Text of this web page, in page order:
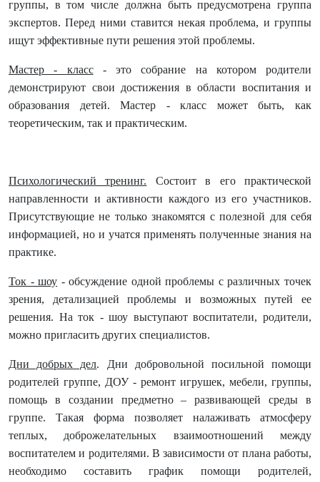
группы, в том числе должна быть предусмотрена группа
экспертов. Перед ними ставится некая проблема, и группы
ищут эффективные пути решения этой проблемы.
Мастер - класс- это собрание на котором родители
демонстрируют свои достижения в области воспитания и
образования детей. Мастер - класс может быть, как
теоретическим, так и практическим.
Психологический тренинг. Состоит в его практической
направленности и активности каждого из его участников.
Присутствующие не только знакомятся с полезной для себя
информацией, но и учатся применять полученные знания на
практике.
Ток - шоу - обсуждение одной проблемы с различных точек
зрения, детализацией проблемы и возможных путей ее
решения. На ток - шоу выступают воспитатели, родители,
можно пригласить других специалистов.
Дни добрых дел. Дни добровольной посильной помощи
родителей группе, ДОУ - ремонт игрушек, мебели, группы,
помощь в создании предметно – развивающей среды в
группе. Такая форма позволяет налаживать атмосферу
теплых, доброжелательных взаимоотношений между
воспитателем и родителями. В зависимости от плана работы,
необходимо составить график помощи родителей,